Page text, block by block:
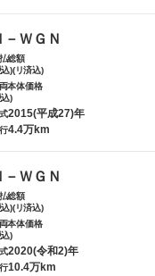
－ＷＧＮ
総額
)(リ済込)
本体価格
)
2015(平成27)年
4.4万km
－ＷＧＮ
総額
)(リ済込)
本体価格
)
2020(令和2)年
10.4万km